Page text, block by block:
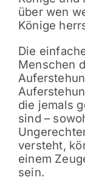
über wen
Könige
Die
Menschen
die jemals
sind –
versteht,
einem
sein.